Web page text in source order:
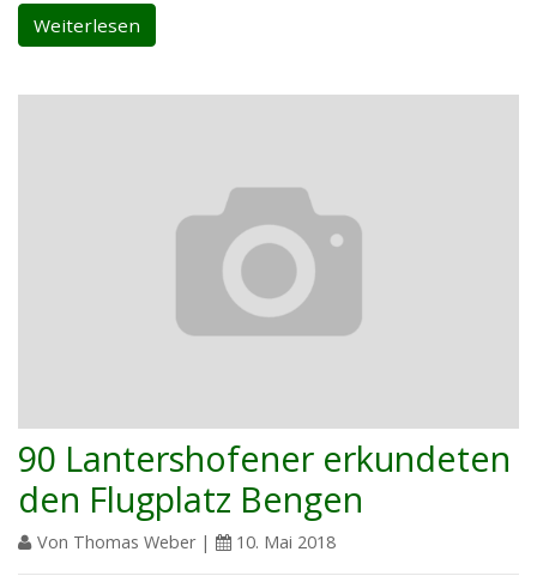
Weiterlesen
90 Lantershofener erkundeten
den Flugplatz Bengen
Von Thomas Weber | 10. Mai 2018